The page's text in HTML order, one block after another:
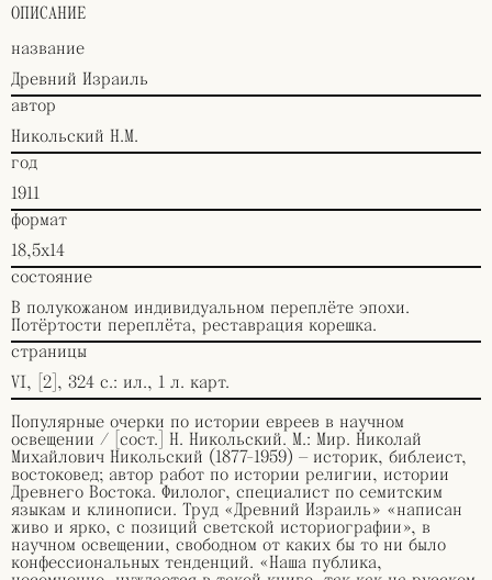
ОПИСАНИЕ
название
Древний Израиль
автор
Никольский Н.М.
год
1911
формат
18,5х14
состояние
В полукожаном индивидуальном переплёте эпохи.
Потёртости переплёта, реставрация корешка.
страницы
VI, [2], 324 с.: ил., 1 л. карт.
Популярные очерки по истории евреев в научном
освещении / [сост.] Н. Никольский. М.: Мир. Николай
Михайлович Никольский (1877-1959) — историк, библеист,
востоковед; автор работ по истории религии, истории
Древнего Востока. Филолог, специалист по семитским
языкам и клинописи. Труд «Древний Израиль» «написан
живо и ярко, с позиций светской историографии», в
научном освещении, свободном от каких бы то ни было
конфессиональных тенденций. «Наша публика,